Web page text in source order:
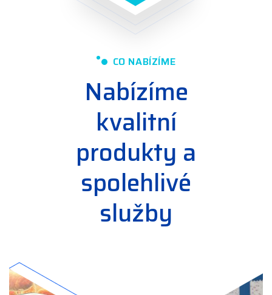
CO NABÍZÍME
Nabízíme
kvalitní
produkty a
spolehlivé
služby